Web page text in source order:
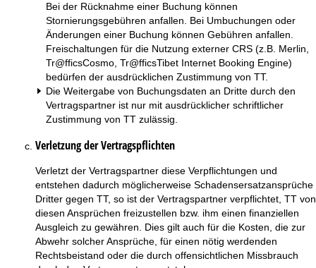
Bei der Rücknahme einer Buchung können
Stornierungsgebühren anfallen. Bei Umbuchungen oder
Änderungen einer Buchung können Gebühren anfallen.
Freischaltungen für die Nutzung externer CRS (z.B. Merlin,
Tr@fficsCosmo, Tr@fficsTibet Internet Booking Engine)
bedürfen der ausdrücklichen Zustimmung von TT.
Die Weitergabe von Buchungsdaten an Dritte durch den
Vertragspartner ist nur mit ausdrücklicher schriftlicher
Zustimmung von TT zulässig.
Verletzung der Vertragspflichten
Verletzt der Vertragspartner diese Verpflichtungen und
entstehen dadurch möglicherweise Schadensersatzansprüche
Dritter gegen TT, so ist der Vertragspartner verpflichtet, TT von
diesen Ansprüchen freizustellen bzw. ihm einen finanziellen
Ausgleich zu gewähren. Dies gilt auch für die Kosten, die zur
Abwehr solcher Ansprüche, für einen nötig werdenden
Rechtsbeistand oder die durch offensichtlichen Missbrauch